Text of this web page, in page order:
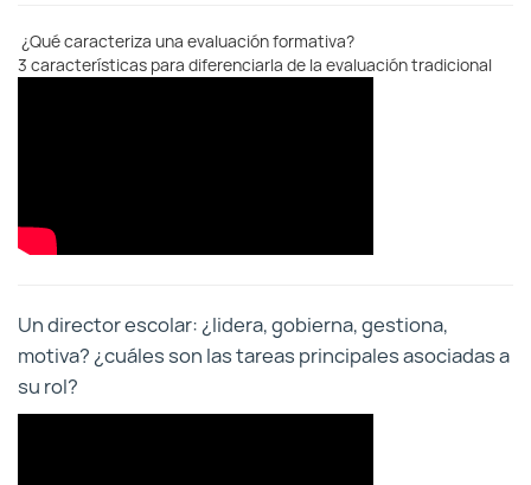
¿Qué caracteriza una evaluación formativa?
3 características para diferenciarla de la evaluación tradicional
Un director escolar: ¿lidera, gobierna, gestiona,
motiva? ¿cuáles son las tareas principales asociadas a
su rol?